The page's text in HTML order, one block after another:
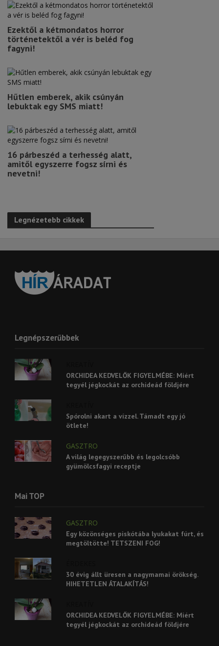
Ezektől a kétmondatos horror
történetektől a vér is beléd fog
fagyni!
Hűtlen emberek, akik csúnyán
lebuktak egy SMS miatt!
16 párbeszéd a terhesség alatt,
amitől egyszerre fogsz sírni és
nevetni!
Legnézetebb cikkek
Legnépszerűbbek
ORCHIDEA KEDVELŐK FIGYELMÉBE: Miért
tegyél jégkockát az orchideád földjére
Spórolni akart a vízzel. Támadt egy jó
ötlete!
GASZTRO
A világ legegyszerűbb és legolcsóbb
gyümölcsfagyi receptje
Mai TOP
GASZTRO
Egy közönséges piskótába lyukakat fúrt, és
megtöltötte! TETSZENI FOG!
30 évig állt üresen a nagymamai örökség.
HIHETETLEN ÁTALAKÍTÁS!
ORCHIDEA KEDVELŐK FIGYELMÉBE: Miért
tegyél jégkockát az orchideád földjére